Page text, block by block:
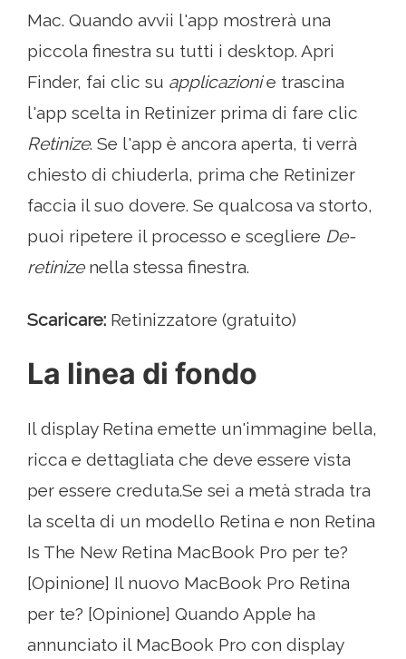
Mac. Quando avvii l'app mostrerà una
piccola finestra su tutti i desktop. Apri
Finder, fai clic su applicazionie trascina
l'app scelta in Retinizer prima di fare clic
Retinize. Se l'app è ancora aperta, ti verrà
chiesto di chiuderla, prima che Retinizer
faccia il suo dovere. Se qualcosa va storto,
puoi ripetere il processo e scegliere De-
retinizenella stessa finestra.
Scaricare: Retinizzatore (gratuito)
La linea di fondo
Il display Retina emette un'immagine bella,
ricca e dettagliata che deve essere vista
per essere creduta.Se sei a metà strada tra
la scelta di un modello Retina e non Retina
Is The New Retina MacBook Pro per te?
[Opinione] Il nuovo MacBook Pro Retina
per te? [Opinione] Quando Apple ha
annunciato il MacBook Pro con display